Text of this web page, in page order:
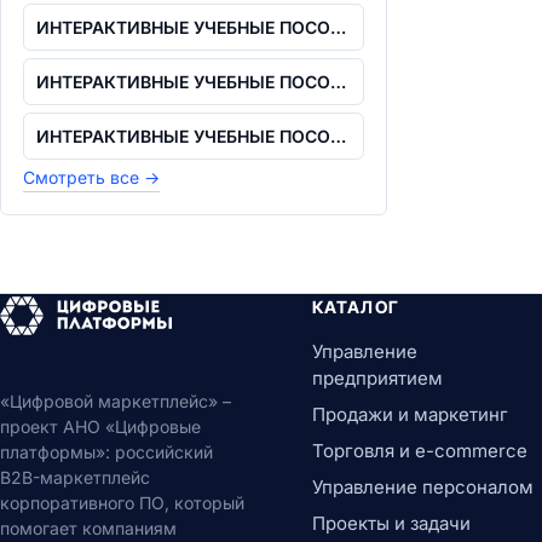
ИНТЕРАКТИВНЫЕ УЧЕБНЫЕ ПОСОБИЯ. СЕТЕВАЯ...
ИНТЕРАКТИВНЫЕ УЧЕБНЫЕ ПОСОБИЯ. СЕТЕВАЯ...
ИНТЕРАКТИВНЫЕ УЧЕБНЫЕ ПОСОБИЯ. СЕТЕВАЯ...
Смотреть все →
«Цифровой маркетплейс» –
проект АНО «Цифровые
платформы»: российский
B2B-маркетплейс
корпоративного ПО, который
помогает компаниям
КАТАЛОГ
Управление
предприятием
Продажи и маркетинг
Торговля и e-commerce
Управление персоналом
Проекты и задачи